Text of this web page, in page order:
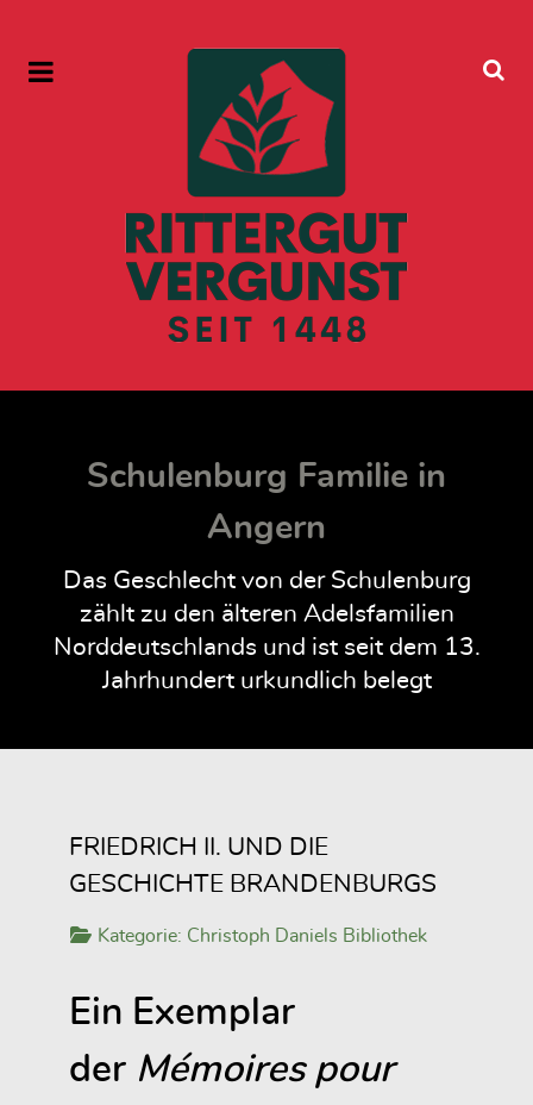
Schulenburg Familie in
Angern
Das Geschlecht von der Schulenburg
zählt zu den älteren Adelsfamilien
Norddeutschlands und ist seit dem 13.
Jahrhundert urkundlich belegt
FRIEDRICH II. UND DIE
GESCHICHTE BRANDENBURGS
Kategorie: Christoph Daniels Bibliothek
Ein Exemplar
der Mémoires pour